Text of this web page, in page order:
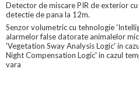
Detector de miscare PIR de exterior
detectie de pana la 12m.
Senzor volumetric cu tehnologie
alarmelor false datorate animalelor
'Vegetation Sway Analysis Logic' in
Night Compensation Logic' in cazul
vara